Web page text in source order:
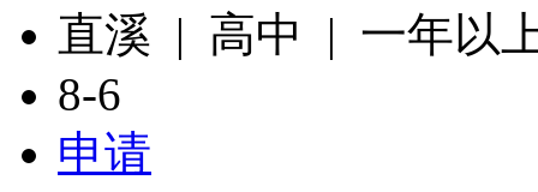
直溪 | 高中 | 一年以
8-6
申请